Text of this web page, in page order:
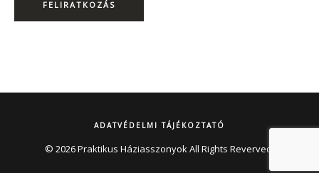
ADATVÉDELMI TÁJÉKOZTATÓ
© 2026 Praktikus Háziasszonyok All Rights Reverved.